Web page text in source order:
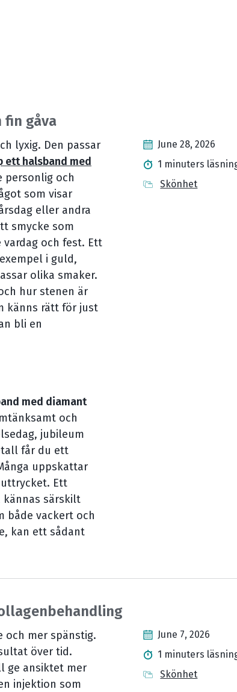
gåva
June 28, 2026
1 minuters
Skönhet
lyxig. Den passar
ett halsband med
personlig och
som visar
eller andra
smycke som
och fest. Ett
i guld,
olika smaker.
hur stenen är
känns rätt för just
bli en
med diamant
och
jubileum
får du ett
uppskattar
Ett
särskilt
både vackert och
kan ett sådant
June 7, 2026
1 minuters
Skönhet
och mer spänstig.
över tid.
ge ansiktet mer
injektion som